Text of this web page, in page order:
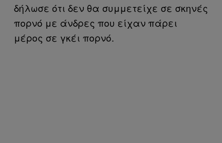
δήλωσε ότι δεν θα συμμετείχε σε σκηνές
πορνό με άνδρες που είχαν πάρει
μέρος σε γκέι πορνό.